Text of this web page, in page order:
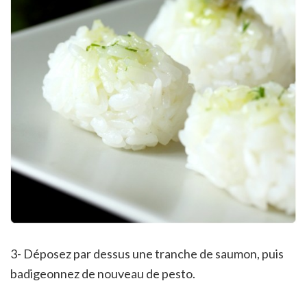
3- Déposez par dessus une tranche de saumon, puis
badigeonnez de nouveau de pesto.